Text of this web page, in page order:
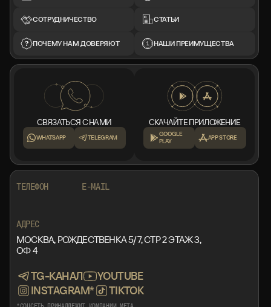
СОТРУДНИЧЕСТВО
ПОЧЕМУ НАМ ДОВЕРЯЮТ
СТАТЬИ
НАШИ ПРЕИМУЩЕСТВА
СВЯЗАТЬСЯ С НАМИ
WHATSAPP TELEGRAM
СКАЧАЙТЕ ПРИЛОЖЕНИЕ
GOOGLE
PLAY
APP STORE
ТЕЛЕФОН E-MAIL
АДРЕС
МОСКВА, РОЖДЕСТВЕНКА 5/7, СТР 2 ЭТАЖ 3,
ОФ 4
TG-КАНАЛ
YOUTUBE
INSTAGRAM*
TIKTOK
*СОЦСЕТЬ ПРИНАДЛЕЖИТ КОМПАНИИ META,